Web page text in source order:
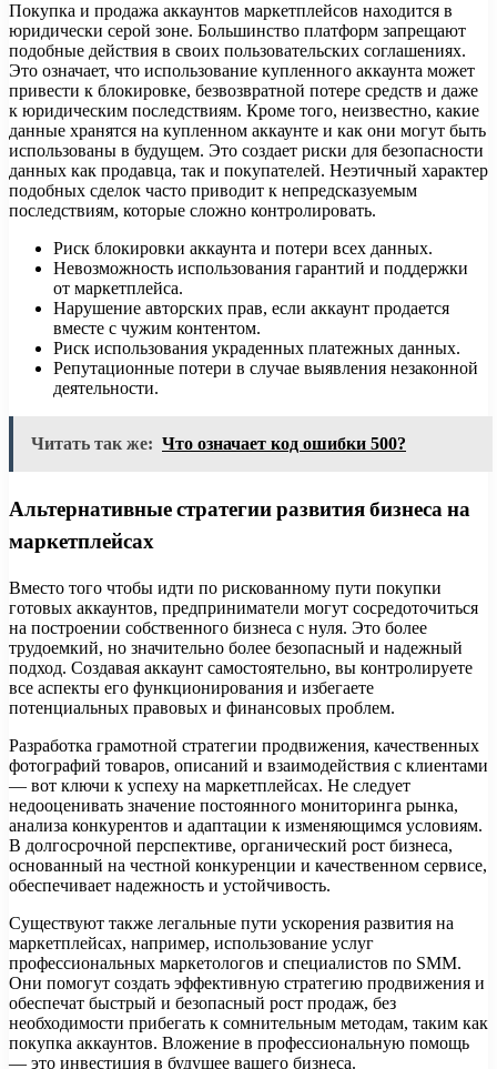
Покупка и продажа аккаунтов маркетплейсов находится в
юридически серой зоне. Большинство платформ запрещают
подобные действия в своих пользовательских соглашениях.
Это означает, что использование купленного аккаунта может
привести к блокировке, безвозвратной потере средств и даже
к юридическим последствиям. Кроме того, неизвестно, какие
данные хранятся на купленном аккаунте и как они могут быть
использованы в будущем. Это создает риски для безопасности
данных как продавца, так и покупателей. Неэтичный характер
подобных сделок часто приводит к непредсказуемым
последствиям, которые сложно контролировать.
Риск блокировки аккаунта и потери всех данных.
Невозможность использования гарантий и поддержки
от маркетплейса.
Нарушение авторских прав, если аккаунт продается
вместе с чужим контентом.
Риск использования украденных платежных данных.
Репутационные потери в случае выявления незаконной
деятельности.
Читать так же: Что означает код ошибки 500?
Альтернативные стратегии развития бизнеса на
маркетплейсах
Вместо того чтобы идти по рискованному пути покупки
готовых аккаунтов, предприниматели могут сосредоточиться
на построении собственного бизнеса с нуля. Это более
трудоемкий, но значительно более безопасный и надежный
подход. Создавая аккаунт самостоятельно, вы контролируете
все аспекты его функционирования и избегаете
потенциальных правовых и финансовых проблем.
Разработка грамотной стратегии продвижения, качественных
фотографий товаров, описаний и взаимодействия с клиентами
— вот ключи к успеху на маркетплейсах. Не следует
недооценивать значение постоянного мониторинга рынка,
анализа конкурентов и адаптации к изменяющимся условиям.
В долгосрочной перспективе, органический рост бизнеса,
основанный на честной конкуренции и качественном сервисе,
обеспечивает надежность и устойчивость.
Существуют также легальные пути ускорения развития на
маркетплейсах, например, использование услуг
профессиональных маркетологов и специалистов по SMM.
Они помогут создать эффективную стратегию продвижения и
обеспечат быстрый и безопасный рост продаж, без
необходимости прибегать к сомнительным методам, таким как
покупка аккаунтов. Вложение в профессиональную помощь
— это инвестиция в будущее вашего бизнеса.